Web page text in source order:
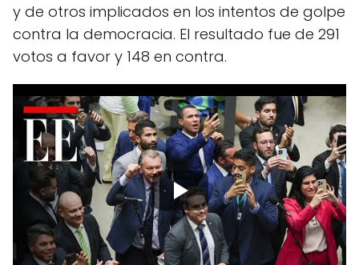
y de otros implicados en los intentos de golpe
contra la democracia. El resultado fue de 291
votos a favor y 148 en contra.